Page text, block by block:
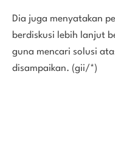
Dia juga menyatakan
berdiskusi lebih lanjut
guna mencari solusi
disampaikan. (gii/*)